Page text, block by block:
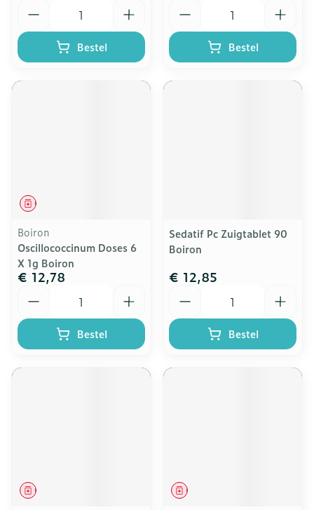
Bestel Bestel
Geneesmiddel
Boiron
Oscillococcinum Doses 6
X 1g Boiron
€ 12,78
Bestel
Sedatif Pc Zuigtablet 90
Boiron
€ 12,85
Bestel
Geneesmiddel Geneesmiddel